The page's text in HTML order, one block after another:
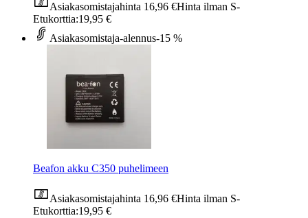
Asiakasomistajahinta 16,96 €Hinta ilman S-
Etukorttia:19,95 €
Asiakasomistaja-alennus-15 %
Beafon akku C350 puhelimeen
Asiakasomistajahinta 16,96 €Hinta ilman S-
Etukorttia:19,95 €